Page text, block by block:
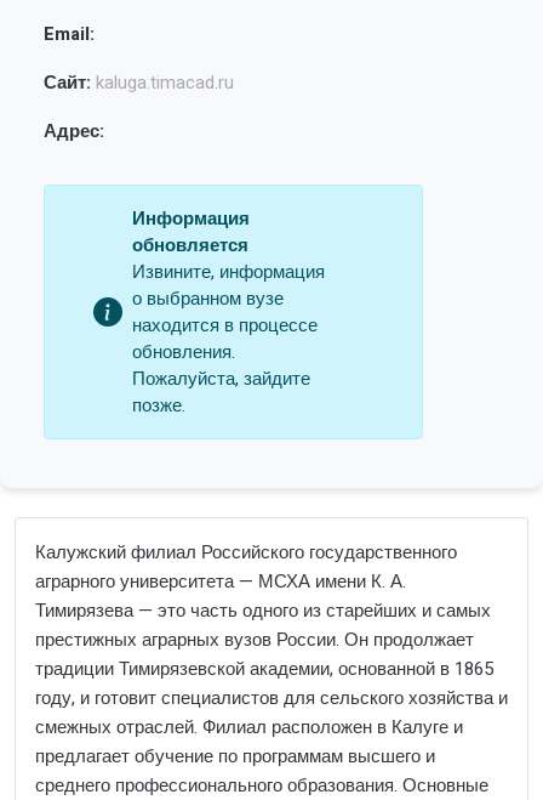
Email:
Сайт: kaluga.timacad.ru
Адрес:
Информация
обновляется
Извините, информация
о выбранном вузе
находится в процессе
обновления.
Пожалуйста, зайдите
позже.
Калужский филиал Российского государственного
аграрного университета — МСХА имени К. А.
Тимирязева — это часть одного из старейших и самых
престижных аграрных вузов России. Он продолжает
традиции Тимирязевской академии, основанной в 1865
году, и готовит специалистов для сельского хозяйства и
смежных отраслей. Филиал расположен в Калуге и
предлагает обучение по программам высшего и
среднего профессионального образования. Основные